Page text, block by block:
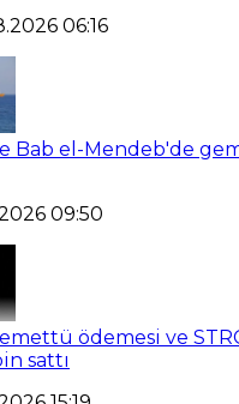
06:16
Bab el-Mendeb'de
09:50
ödemesi ve
sattı